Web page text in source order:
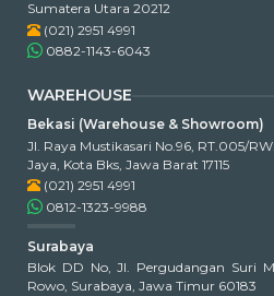
Sumatera Utara 20212
(021) 2951 4991
0882-1143-6043
WAREHOUSE
Bekasi (Warehouse & Showroom)
Jl. Raya Mustikasari No.96, RT.005/
Jaya, Kota Bks, Jawa Barat 17115
(021) 2951 4991
0812-1323-9988
Surabaya
Blok DD No, Jl. Pergudangan Suri
Rowo, Surabaya, Jawa Timur 60183